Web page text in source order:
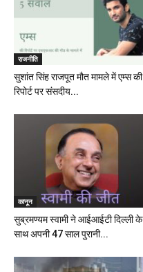
राजनीति
सुशांत सिंह राजपूत मौत मामले में एम्स की
रिपोर्ट पर संसदीय...
कानून
सुब्रमण्यम स्वामी ने आईआईटी दिल्ली के
साथ अपनी 47 साल पुरानी...